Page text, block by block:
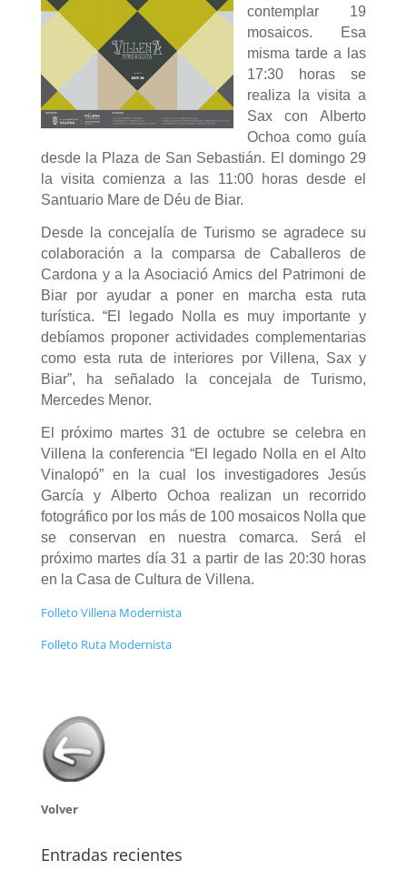
contemplar 19
mosaicos. Esa
misma tarde a las
17:30 horas se
realiza la visita a
Sax con Alberto
Ochoa como guía
desde la Plaza de San Sebastián. El domingo 29
la visita comienza a las 11:00 horas desde el
Santuario Mare de Déu de Biar.
Desde la concejalía de Turismo se agradece su
colaboración a la comparsa de Caballeros de
Cardona y a la Asociació Amics del Patrimoni de
Biar por ayudar a poner en marcha esta ruta
turística. “El legado Nolla es muy importante y
debíamos proponer actividades complementarias
como esta ruta de interiores por Villena, Sax y
Biar”, ha señalado la concejala de Turismo,
Mercedes Menor.
El próximo martes 31 de octubre se celebra en
Villena la conferencia “El legado Nolla en el Alto
Vinalopó” en la cual los investigadores Jesús
García y Alberto Ochoa realizan un recorrido
fotográfico por los más de 100 mosaicos Nolla que
se conservan en nuestra comarca. Será el
próximo martes día 31 a partir de las 20:30 horas
en la Casa de Cultura de Villena.
Folleto Villena Modernista
Folleto Ruta Modernista
Volver
Entradas recientes